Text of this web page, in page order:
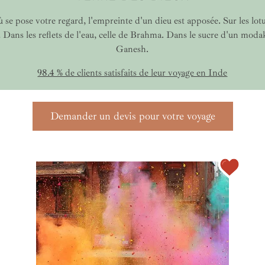
se pose votre regard, l'empreinte d'un dieu est apposée. Sur les
les reflets de l'eau, celle de Brahma. Dans le sucre d'un
Ganesh.
98.4 % de clients satisfaits de leur voyage en Inde
Demander un devis pour votre voyage